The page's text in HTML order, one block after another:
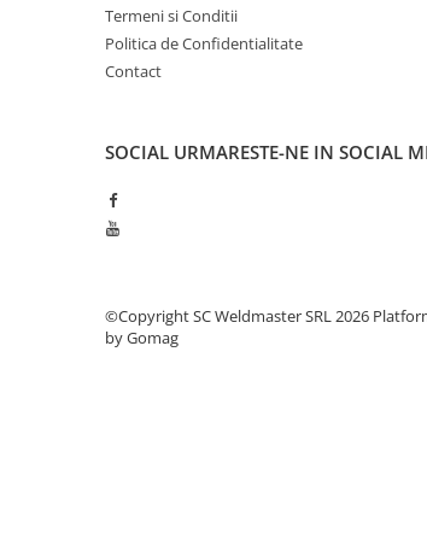
Termeni si Conditii
Politica de Confidentialitate
Contact
SOCIAL URMARESTE-NE IN SOCIAL
©Copyright SC Weldmaster SRL 2026
by Gomag